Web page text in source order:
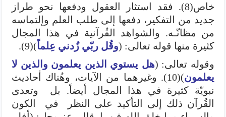
خاص(8). فقد استثار العقول ودفعها نحو طراز
جديد من التفكير، دفعها إلى طلب العلم وإلتماسه
من مظانّـه. والشواهد القُرآنية في هذا المجال
كثيرة منها قوله تعالى: (وقُل ربّي زُدني عِلماً)(9).
وقوله تعالى: (هل يستوي الذين يعلمون والذين لا
يعلمون
)(10). وغيرهما من الآيات، وهُناك أحاديث
نبويّة كثيرة في هذا المجال أيضاً. بل وتعدى
القُرآن ذلك إلى التأكيد على النظر في الكون